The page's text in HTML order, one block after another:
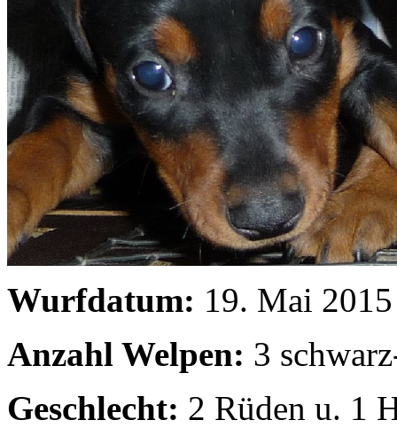
Wurfdatum: 19. Mai 2015
Anzahl Welpen: 3
Geschlecht: 2 Rüden u. 1